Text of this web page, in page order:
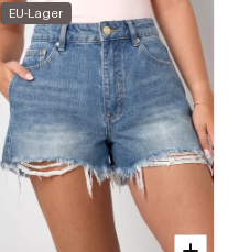
EU-Lager